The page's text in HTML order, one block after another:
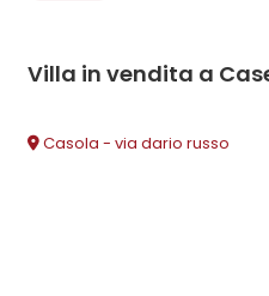
Villa in vendita a
Casola - via dario russo